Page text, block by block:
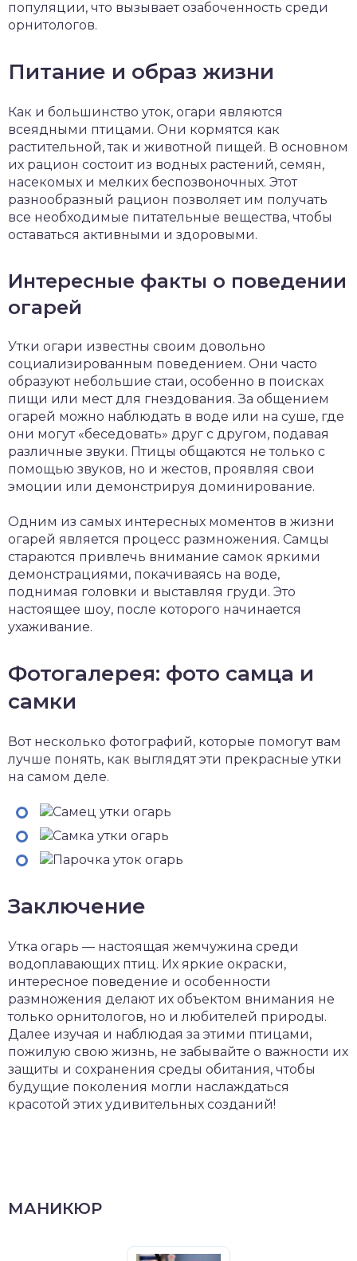
популяции, что вызывает озабоченность среди
орнитологов.
Питание и образ жизни
Как и большинство уток, огари являются
всеядными птицами. Они кормятся как
растительной, так и животной пищей. В основном
их рацион состоит из водных растений, семян,
насекомых и мелких беспозвоночных. Этот
разнообразный рацион позволяет им получать
все необходимые питательные вещества, чтобы
оставаться активными и здоровыми.
Интересные факты о поведении
огарей
Утки огари известны своим довольно
социализированным поведением. Они часто
образуют небольшие стаи, особенно в поисках
пищи или мест для гнездования. За общением
огарей можно наблюдать в воде или на суше, где
они могут «беседовать» друг с другом, подавая
различные звуки. Птицы общаются не только с
помощью звуков, но и жестов, проявляя свои
эмоции или демонстрируя доминирование.
Одним из самых интересных моментов в жизни
огарей является процесс размножения. Самцы
стараются привлечь внимание самок яркими
демонстрациями, покачиваясь на воде,
поднимая головки и выставляя груди. Это
настоящее шоу, после которого начинается
ухаживание.
Фотогалерея: фото самца и
самки
Вот несколько фотографий, которые помогут вам
лучше понять, как выглядят эти прекрасные утки
на самом деле.
Заключение
Утка огарь — настоящая жемчужина среди
водоплавающих птиц. Их яркие окраски,
интересное поведение и особенности
размножения делают их объектом внимания не
только орнитологов, но и любителей природы.
Далее изучая и наблюдая за этими птицами,
пожилую свою жизнь, не забывайте о важности их
защиты и сохранения среды обитания, чтобы
будущие поколения могли наслаждаться
красотой этих удивительных созданий!
МАНИКЮР